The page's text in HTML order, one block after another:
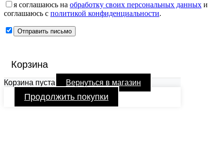
я соглашаюсь на обработку своих персональных данных и
соглашаюсь с политикой конфиденциальности.
Корзина
Корзина пуста Вернуться в магазин
Продолжить покупки